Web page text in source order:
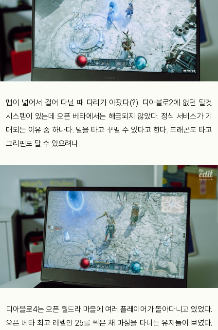
맵이 넓어서 걸어 다닐 때 다리가 아팠다(?). 디아블로2에 없던 탈것
시스템이 있는데 오픈 베타에서는 해금되지 않았다. 정식 서비스가 기
대되는 이유 중 하나다. 말을 타고 꾸밀 수 있다고 한다. 드래곤도 타고
그리핀도 탈 수 있으려나.
디아블로4는 오픈 월드라 마을에 여러 플레이어가 돌아다니고 있었다.
오픈 베타 최고 레벨인 25를 찍은 채 마실을 다니는 유저들이 보였다.